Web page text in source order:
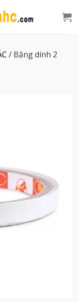
/ Băng dính 2